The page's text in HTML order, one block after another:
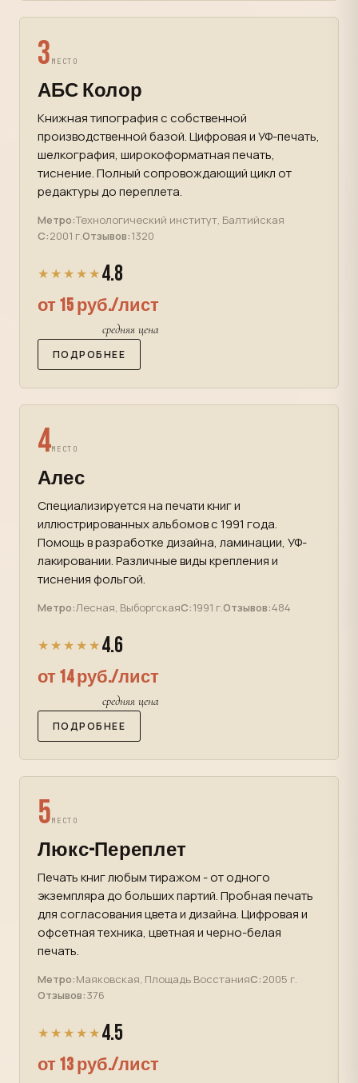
3 МЕСТО
АБС Колор
Книжная типография с собственной
производственной базой. Цифровая и УФ-печать,
шелкография, широкоформатная печать,
тиснение. Полный сопровождающий цикл от
редактуры до переплета.
Метро:Технологический институт, Балтийская
С:2001 г.Отзывов:1320
★★★★★ 4.8
от 15 руб./лист
средняя цена
ПОДРОБНЕЕ
4МЕСТО
Алес
Специализируется на печати книг и
иллюстрированных альбомов с 1991 года.
Помощь в разработке дизайна, ламинации, УФ-
лакировании. Различные виды крепления и
тиснения фольгой.
Метро:Лесная, ВыборгскаяС:1991 г.Отзывов:484
★★★★★ 4.6
от 14 руб./лист
средняя цена
ПОДРОБНЕЕ
5МЕСТО
Люкс-Переплет
Печать книг любым тиражом - от одного
экземпляра до больших партий. Пробная печать
для согласования цвета и дизайна. Цифровая и
офсетная техника, цветная и черно-белая
печать.
Метро:Маяковская, Площадь ВосстанияС:2005 г.
Отзывов:376
★★★★★ 4.5
от 13 руб./лист